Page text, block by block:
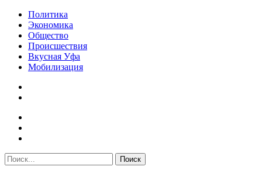
Политика
Экономика
Общество
Происшествия
Вкусная Уфа
Мобилизация